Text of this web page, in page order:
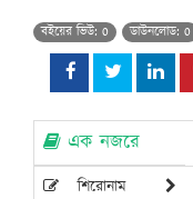
বইয়ের ভিউ: 0 ডাউনলোড: 0
এক নজরে
শিরোনাম